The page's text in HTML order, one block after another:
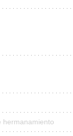
hermanamiento